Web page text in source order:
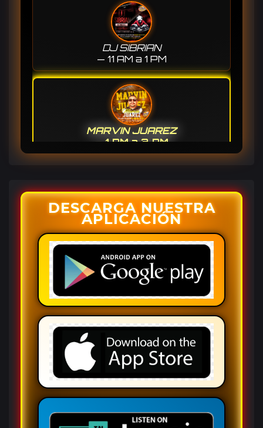
DJ SIBRIAN
— 11 AM a 1 PM
MARVIN JUAREZ
— 1 PM a 3 PM
EN VIVO 🔴
BELL LA RANCHERITA
— 3 PM a 5 PM
ANA TUÑON
— 5 PM a 7 PM
DJ CHARLY
DESCARGA NUESTRA
APLICACIÓN